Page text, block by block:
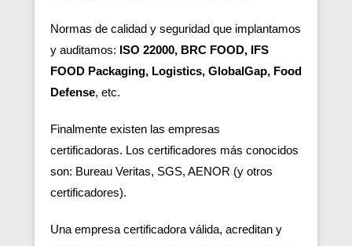
Normas de calidad y seguridad que implantamos
y auditamos: ISO 22000, BRC FOOD, IFS
FOOD Packaging, Logistics, GlobalGap, Food
Defense, etc.
Finalmente existen las empresas
certificadoras. Los certificadores más conocidos
son: Bureau Veritas, SGS, AENOR (y otros
certificadores).
Una empresa certificadora válida, acreditan y